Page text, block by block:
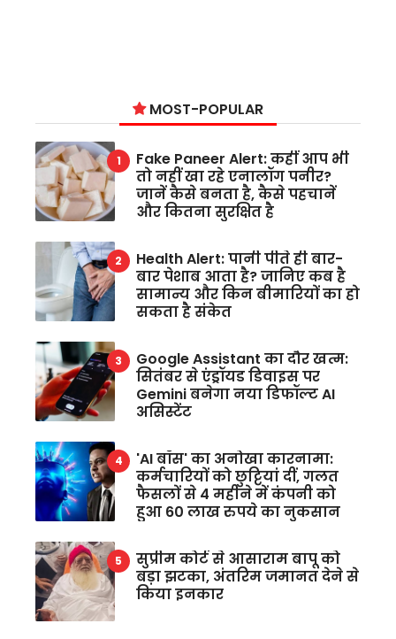
MOST-POPULAR
Fake Paneer Alert: कहीं आप भी
तो नहीं खा रहे एनालॉग पनीर?
जानें कैसे बनता है, कैसे पहचानें
और कितना सुरक्षित है
Health Alert: पानी पीते ही बार-
बार पेशाब आता है? जानिए कब है
सामान्य और किन बीमारियों का हो
सकता है संकेत
Google Assistant का दौर खत्म:
सितंबर से एंड्रॉयड डिवाइस पर
Gemini बनेगा नया डिफॉल्ट AI
असिस्टेंट
'AI बॉस' का अनोखा कारनामा:
कर्मचारियों को छुट्टियां दीं, गलत
फैसलों से 4 महीने में कंपनी को
हुआ 60 लाख रुपये का नुकसान
सुप्रीम कोर्ट से आसाराम बापू को
बड़ा झटका, अंतरिम जमानत देने से
किया इनकार